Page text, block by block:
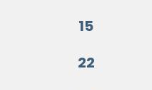
15
22